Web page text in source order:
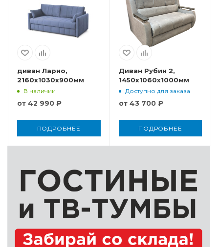
диван Ларио,
2160x1030x900мм
В наличии
от 42 990 ₽
ПОДРОБНЕЕ
Диван Рубин 2,
1450x1060x1000мм
Доступно для заказа
от 43 700 ₽
ПОДРОБНЕЕ